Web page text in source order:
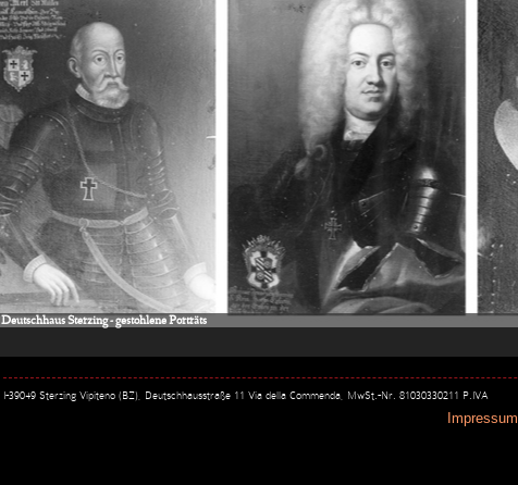
Deutschhaus Sterzing - gestohlene Porträts
I-39049 Sterzing Vipiteno (BZ), Deutschhausstraße 11 Via della Commenda, MwSt.-Nr. 81030330211 P.IVA
Impressum